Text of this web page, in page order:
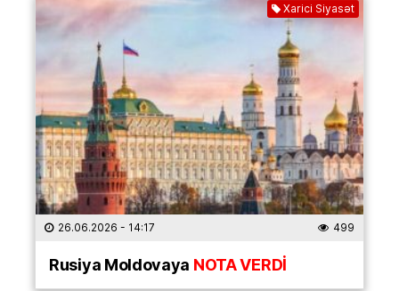
Xarici Siyasət
26.06.2026 - 14:17 499
Rusiya Moldovaya NOTA VERDİ